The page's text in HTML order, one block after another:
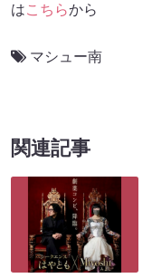
はこちらから
マシュー南
関連記事